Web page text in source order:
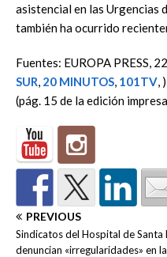
asistencial en las Urgencias
también ha ocurrido
Fuentes: EUROPA PRESS,
SUR, 20 MINUTOS, 101TV,
(pág. 15 de la edición
PREVIOUS
Sindicatos del Hospital de
denuncian «irregularidades» en